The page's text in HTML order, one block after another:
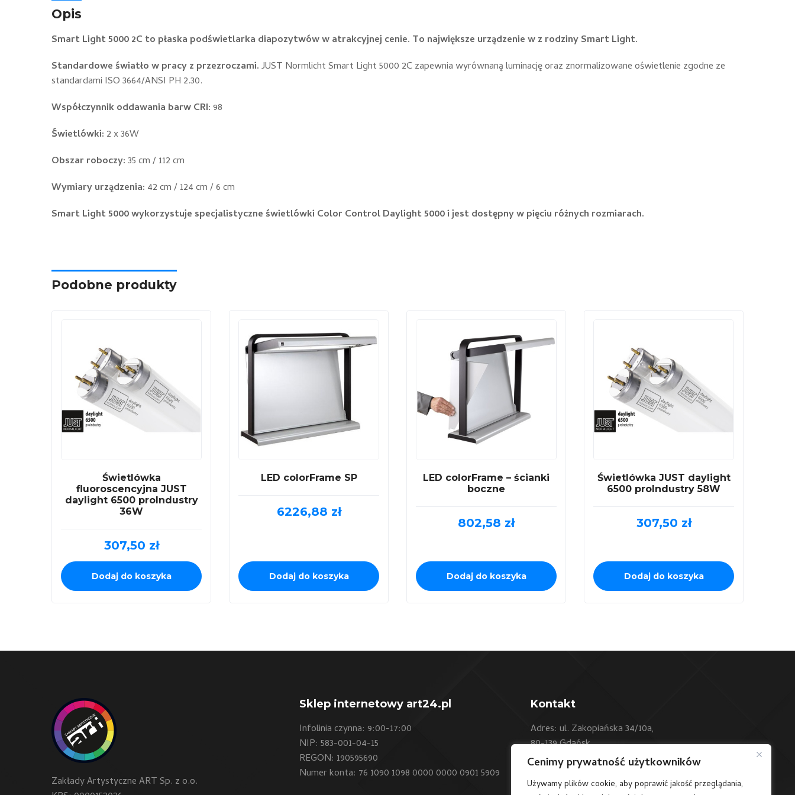
Cenimy prywatność użytkowników
Używamy plików cookie, aby poprawić jakość przeglądania,
Opis
Smart Light 5000 2C to płaska podświetlarka diapozytwów w atrakcyjnej cenie. To największe urządzenie w z rodziny Smart Light.
Standardowe światło w pracy z przezroczami.JUST Normlicht Smart Light 5000 2C zapewnia wyrównaną luminację oraz znormalizowane oświetlenie zgodne ze
standardami ISO 3664/ANSI PH 2.30.
Współczynnik oddawania barw CRI:98
Świetlówki: 2 x 36W
Obszar roboczy:35 cm / 112 cm
Wymiary urządzenia: 42 cm / 124 cm / 6 cm
Smart Light 5000 wykorzystuje specjalistyczne świetlówki Color Control Daylight 5000 i jest dostępny w pięciu różnych rozmiarach.
Podobne produkty
Świetlówka
fluoroscencyjna JUST
daylight 6500 proIndustry
36W
307,50 zł
Dodaj do koszyka
LED colorFrame SP
6226,88 zł
Dodaj do koszyka
LED colorFrame – ścianki
boczne
802,58 zł
Dodaj do koszyka
Świetlówka JUST daylight
6500 proIndustry 58W
307,50 zł
Dodaj do koszyka
Zakłady Artystyczne ART Sp. z o.o.
Sklep internetowy art24.pl
Infolinia czynna: 9:00-17:00
NIP: 583-001-04-15
REGON: 190595690
Numer konta: 76 1090 1098 0000 0000 0901 5909
Kontakt
Adres: ul. Zakopiańska 34/10a,
80-139 Gdańsk
Telefon:+48 604 550 500
E-mail:sklep@art24.pl